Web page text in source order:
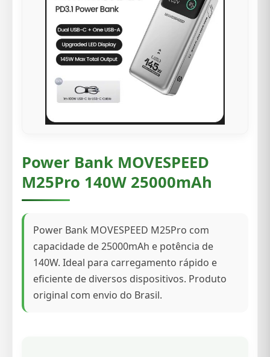
Power Bank MOVESPEED
M25Pro 140W 25000mAh
Power Bank MOVESPEED M25Pro com
capacidade de 25000mAh e potência de
140W. Ideal para carregamento rápido e
eficiente de diversos dispositivos. Produto
original com envio do Brasil.